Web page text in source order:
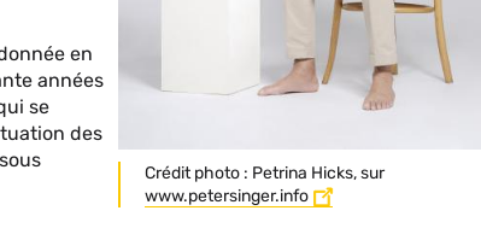
Légende
Crédit photo : Petrina Hicks, sur
www.petersinger.info
en
années
se
des